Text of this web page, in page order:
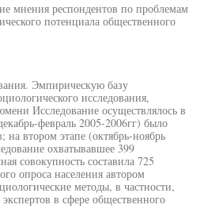
мнения респондентов по проблемам
потенциала общественного
Эмпирическую базу
исследования,
Исследование осуществлялось в
февраль 2005-2006гг) было
втором этапе (октябрь-ноябрь
охватывавшее 399
совокупность составила 725
опроса населения автором
методы, в частности,
в сфере общественного